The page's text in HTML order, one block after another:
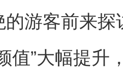
的游客前来
”大幅提升，